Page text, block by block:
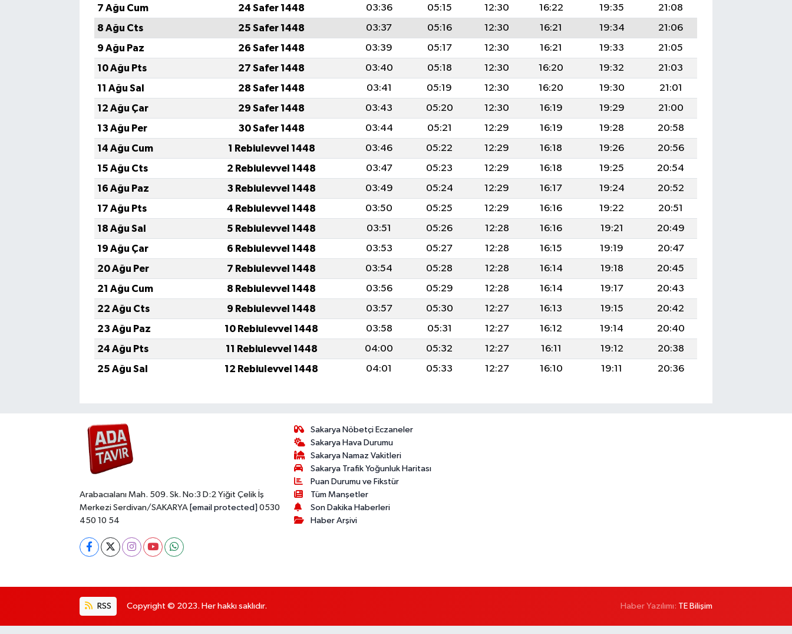
7 Ağu Cum
24 Safer 1448 03:36 05:15 12:30 16:22 19:35
21:08
8 Ağu Cts
25 Safer 1448 03:37 05:16 12:30 16:21 19:34
21:06
9 Ağu Paz
26 Safer 1448 03:39 05:17 12:30 16:21 19:33
21:05
10 Ağu Pts
27 Safer 1448 03:40 05:18 12:30 16:20 19:32
21:03
11 Ağu Sal
28 Safer 1448 03:41 05:19 12:30 16:20 19:30
21:01
12 Ağu Çar
29 Safer 1448 03:43 05:20 12:30 16:19 19:29
21:00
13 Ağu Per
30 Safer 1448 03:44 05:21 12:29 16:19 19:28
20:58
14 Ağu Cum
1 Rebiulevvel 1448 03:46 05:22 12:29 16:18 19:26
20:56
15 Ağu Cts
2 Rebiulevvel 1448 03:47 05:23 12:29 16:18 19:25
20:54
16 Ağu Paz
3 Rebiulevvel 1448 03:49 05:24 12:29 16:17 19:24
20:52
17 Ağu Pts
4 Rebiulevvel 1448 03:50 05:25 12:29 16:16 19:22
20:51
18 Ağu Sal
5 Rebiulevvel 1448 03:51 05:26 12:28 16:16 19:21
20:49
19 Ağu Çar
6 Rebiulevvel 1448 03:53 05:27 12:28 16:15 19:19
20:47
20 Ağu Per
7 Rebiulevvel 1448 03:54 05:28 12:28 16:14 19:18
20:45
21 Ağu Cum
8 Rebiulevvel 1448 03:56 05:29 12:28 16:14 19:17
20:43
22 Ağu Cts
9 Rebiulevvel 1448 03:57 05:30 12:27 16:13 19:15
20:42
23 Ağu Paz
10 Rebiulevvel 1448 03:58 05:31 12:27 16:12 19:14
20:40
24 Ağu Pts
11 Rebiulevvel 1448 04:00 05:32 12:27 16:11 19:12
20:38
25 Ağu Sal
12 Rebiulevvel 1448 04:01 05:33 12:27 16:10 19:11 20:36
Arabacıalanı Mah. 509. Sk. No:3 D:2 Yiğit Çelik İş
Merkezi Serdivan/SAKARYA [email protected] 0530
450 10 54
Sakarya Nöbetçi Eczaneler
Sakarya Hava Durumu
Sakarya Namaz Vakitleri
Sakarya Trafik Yoğunluk Haritası
Puan Durumu ve Fikstür
Tüm Manşetler
Son Dakika Haberleri
Haber Arşivi
RSS Copyright © 2023. Her hakkı saklıdır. Haber Yazılımı: TE Bilişim